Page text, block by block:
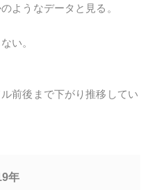
ようなデータと見る。
い。
前後まで下がり推移してい
年